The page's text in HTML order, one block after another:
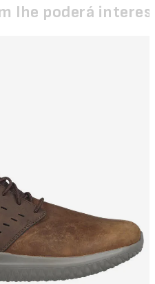
lhe poderá